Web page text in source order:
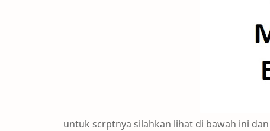
untuk scrptnya silahkan lihat di bawah ini